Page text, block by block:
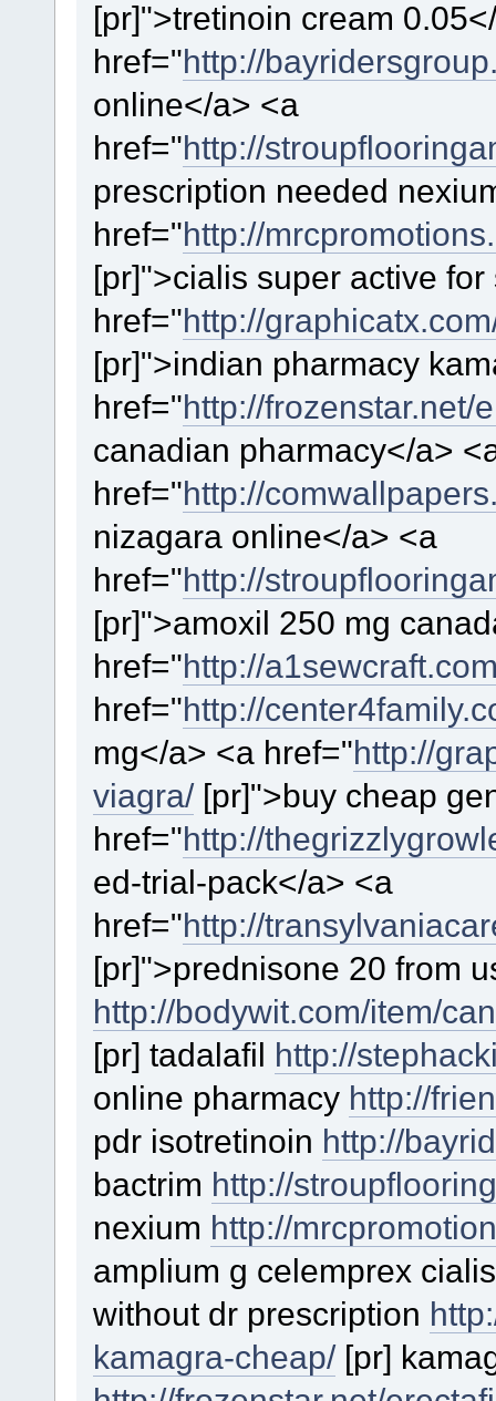
[pr]">tretinoin cream
href="http://
online</a> <a
href="http://
prescription needed
href="http://
[pr]">cialis super active
href="http://
[pr]">indian pharmacy
href="http://frozenstar.net/
canadian pharmacy</a>
href="http://
nizagara online</a> <a
href="http://
[pr]">amoxil 250 mg
href="http://
href="http://
mg</a> <a href="http://
viagra/[pr]">buy cheap
href="http://
ed-trial-pack</a> <a
href="http://
[pr]">prednisone 20 from
http://bodywit.com/item/
[pr] tadalafil http://
online pharmacy http://
pdr isotretinoin http://
bactrim http://
nexium http://
amplium g celemprex
without dr prescription
kamagra-cheap/[pr]